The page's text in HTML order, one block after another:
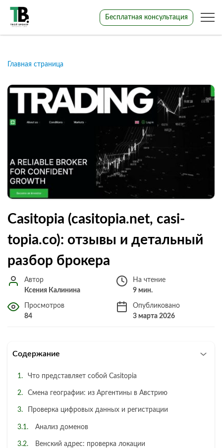
Бесплатная консультация
Главная страница
Casitopia (casitopia.net, casi-
topia.co): отзывы и детальный
разбор брокера
Автор
Ксения Калинина
На чтение
9 мин.
Просмотров
84
Опубликовано
3 марта 2026
Содержание
Что представляет собой Casitopia
Смена географии: из Аргентины в Австрию
Проверка цифровых данных и регистрации
Анализ доменов
Венский адрес: проверка локации